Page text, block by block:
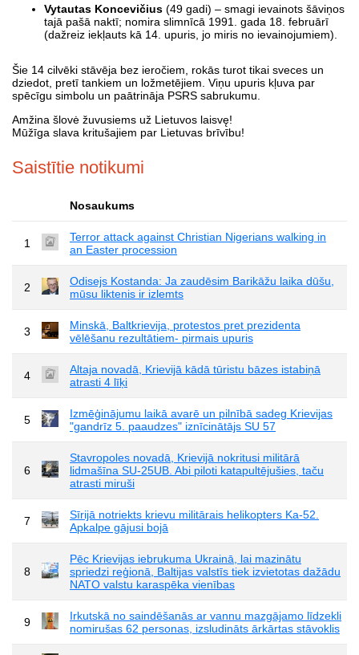
Vytautas Koncevičius (49 gadi) – smagi ievainots šāviņos
tajā pašā naktī; nomira slimnīcā 1991. gada 18. februārī
(dažreiz iekļauts kā 14. upuris, jo miris no ievainojumiem).
Šie 14 cilvēki stāvēja bez ieročiem, rokās turot tikai sveces un
dziedot, pretī tankiem un ložmetējiem. Viņu upuris kļuva par
spēcīgu simbolu un paātrināja PSRS sabrukumu.
Amžina šlovė žuvusiems už Lietuvos laisvę!
Mūžīga slava kritušajiem par Lietuvas brīvību!
Saistītie notikumi
Nosaukums
1
Terror attack against Christian Nigerians walking in
an Easter procession
2
Odisejs Kostanda: Ja zaudēsim Barikāžu laika dūšu,
mūsu liktenis ir izlemts
3
Minskā, Baltkrievija, protestos pret prezidenta
vēlēšanu rezultātiem- pirmais upuris
4
Altaja novadā, Krievijā kādā tūristu bāzes istabiņā
atrasti 4 līķi
5
Izmēģinājumu laikā avarē un pilnībā sadeg Krievijas
"gandrīz 5. paaudzes" iznīcinātājs SU 57
6
Stavropoles novadā, Krievijā nokritusi militārā
lidmašīna SU-25UB. Abi piloti katapultējušies, taču
atrasti miruši
7
Sīrijā notriekts krievu militārais helikopters Ka-52.
Apkalpe gājusi bojā
8
Pēc Krievijas iebrukuma Ukrainā, lai mazinātu
spriedzi reģionā, Baltijas valstīs tiek izvietotas dažādu
NATO valstu karaspēka vienības
9
Irkutskā no saindēšanās ar vannu mazgājamo līdzekli
nomirušas 62 personas, izsludināts ārkārtas stāvoklis